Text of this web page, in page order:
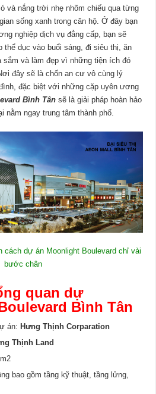
và nắng trời nhẹ nhõm chiếu qua từng
sống xanh trong căn hộ. Ở đây bạn
nghiệp dịch vụ đẳng cấp, bạn sẽ
thể dục vào buổi sáng, đi siêu thị, ăn
sắm và làm đẹp vì những tiện ích đó
đây sẽ là chốn an cư vô cùng lý
đặc biệt với những cặp uyên ương
Bình Tân sẽ là giải pháp hoàn hảo
nằm ngay trung tâm thành phố.
cách dự án Moonlight Boulevard chỉ vài
bước chân
quan dự
Bình Tân
án: Hưng Thịnh Corparation
Thịnh Land
bao gồm tầng kỹ thuật, tầng lửng,